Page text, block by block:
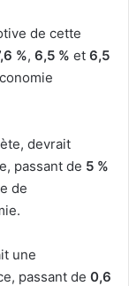
de cette
%, 6,5 % et 6,5
devrait
passant de 5 %
de
une
passant de 0,6